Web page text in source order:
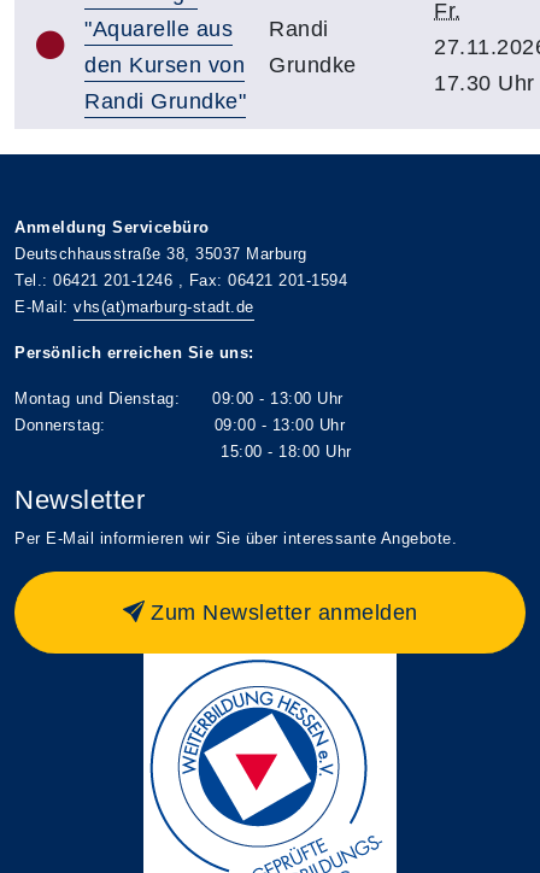
"Aquarelle aus
den Kursen von
Randi Grundke"
Randi
Grundke
Fr.
17.30 Uhr
Anmeldung Servicebüro
Deutschhausstraße 38, 35037 Marburg
Tel.: 06421 201-1246 , Fax: 06421 201-1594
E-Mail: vhs(at)marburg-stadt.de
Persönlich erreichen Sie uns:
Montag und Dienstag: 09:00 - 13:00 Uhr
Donnerstag: 09:00 - 13:00 Uhr
15:00 - 18:00 Uhr
Newsletter
Per E-Mail informieren wir Sie über interessante Angebote.
Zum Newsletter anmelden